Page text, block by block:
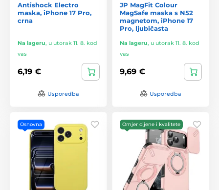
Antishock Electro
maska, iPhone 17 Pro,
crna
Na lageru, u utorak 11. 8. kod
vas
6,19 €
Usporedba
JP MagFit Colour
MagSafe maska s N52
magnetom, iPhone 17
Pro, ljubičasta
Na lageru, u utorak 11. 8. kod
vas
9,69 €
Usporedba
Osnovna Omjer cijene i kvalitete